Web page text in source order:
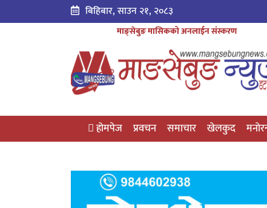
बिहिबार, साउन २१, २०८३
माङ्सेबुङ मासिकको अनलाईन संस्करण
होमपेज प्रवचन समाचार खेलकुद